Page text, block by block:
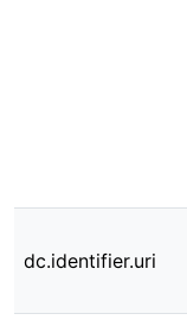
dc.identifier.uri